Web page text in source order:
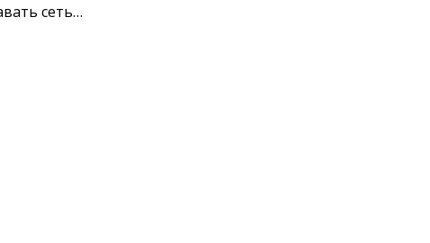
сеть…